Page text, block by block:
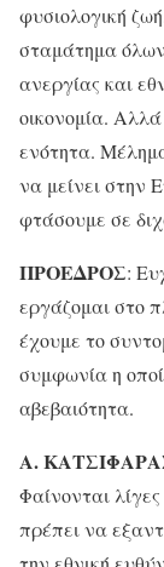
φυσιολογική
σταμάτημα
ανεργίας και
οικονομία.
ενότητα.
να μείνει στην
φτάσουμε σε
ΠΡΟΕΔΡΟΣ:
εργάζομαι στο
έχουμε το
συμφωνία η
αβεβαιότητα.
Α.
Φαίνονται
πρέπει να